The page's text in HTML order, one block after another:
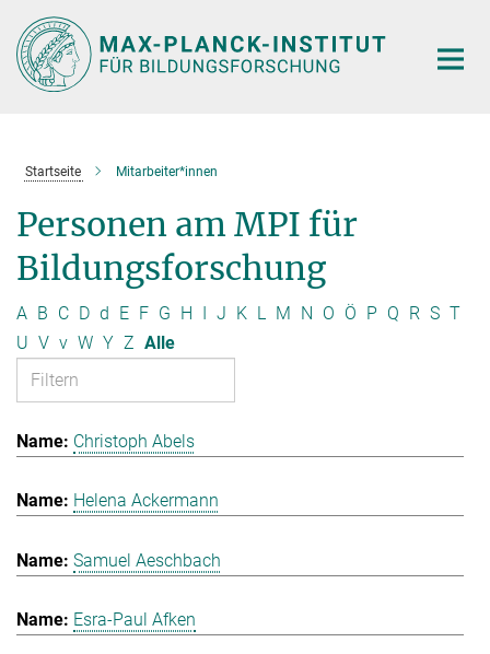
Hauptinhalt
Startseite Mitarbeiter*innen
Personen am MPI für
Bildungsforschung
A B C D d E F G H I J K L M N O Ö P Q R S T
U V v W Y Z Alle
Christoph Abels
Helena Ackermann
Samuel Aeschbach
Esra-Paul Afken